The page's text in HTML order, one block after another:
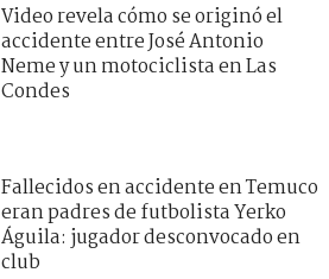
Video revela cómo se originó el
accidente entre José Antonio
Neme y un motociclista en Las
Condes
Fallecidos en accidente en Temuco
eran padres de futbolista Yerko
Águila: jugador desconvocado en
club